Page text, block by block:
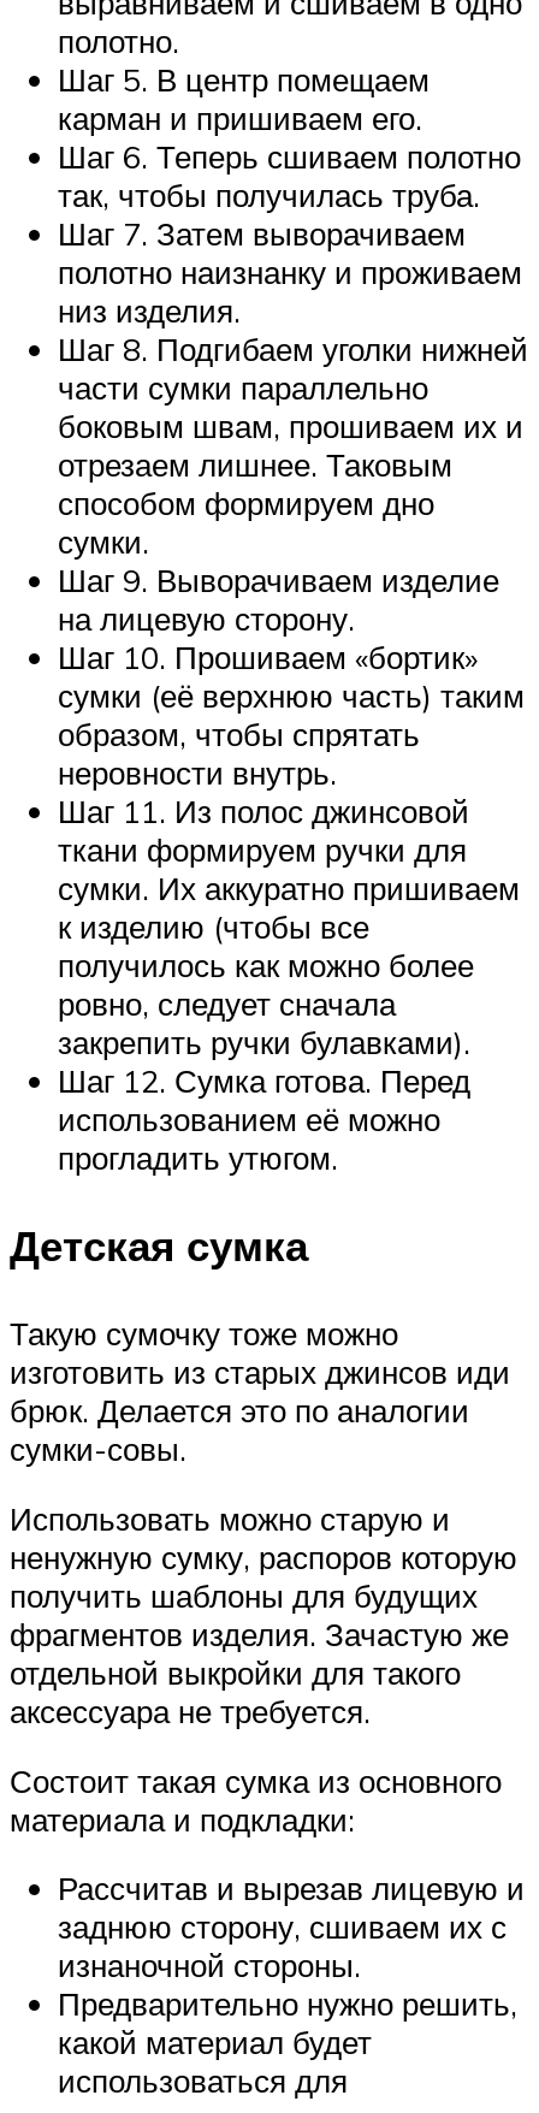
полотно.
Шаг 5. В центр помещаем
карман и пришиваем его.
Шаг 6. Теперь сшиваем полотно
так, чтобы получилась труба.
Шаг 7. Затем выворачиваем
полотно наизнанку и проживаем
низ изделия.
Шаг 8. Подгибаем уголки нижней
части сумки параллельно
боковым швам, прошиваем их и
отрезаем лишнее. Таковым
способом формируем дно
сумки.
Шаг 9. Выворачиваем изделие
на лицевую сторону.
Шаг 10. Прошиваем «бортик»
сумки (её верхнюю часть) таким
образом, чтобы спрятать
неровности внутрь.
Шаг 11. Из полос джинсовой
ткани формируем ручки для
сумки. Их аккуратно пришиваем
к изделию (чтобы все
получилось как можно более
ровно, следует сначала
закрепить ручки булавками).
Шаг 12. Сумка готова. Перед
использованием её можно
прогладить утюгом.
Детская сумка
Такую сумочку тоже можно
изготовить из старых джинсов иди
брюк. Делается это по аналогии
сумки-совы.
Использовать можно старую и
ненужную сумку, распоров которую
получить шаблоны для будущих
фрагментов изделия. Зачастую же
отдельной выкройки для такого
аксессуара не требуется.
Состоит такая сумка из основного
материала и подкладки:
Рассчитав и вырезав лицевую и
заднюю сторону, сшиваем их с
изнаночной стороны.
Предварительно нужно решить,
какой материал будет
использоваться для